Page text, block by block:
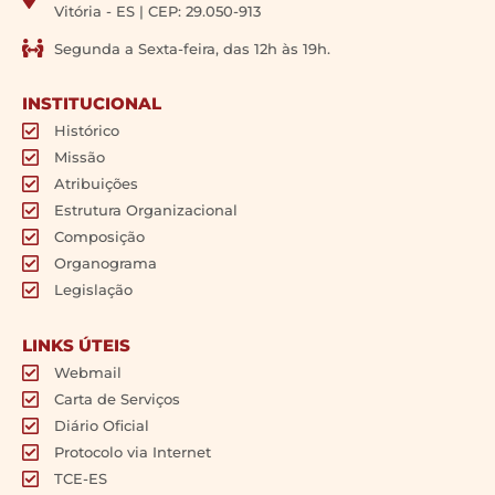
Vitória - ES | CEP: 29.050-913
Segunda a Sexta-feira, das 12h às 19h.
INSTITUCIONAL
Histórico
Missão
Atribuições
Estrutura Organizacional
Composição
Organograma
Legislação
LINKS ÚTEIS
Webmail
Carta de Serviços
Diário Oficial
Protocolo via Internet
TCE-ES